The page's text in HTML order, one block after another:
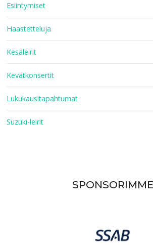
Esiintymiset
Haastetteluja
Kesäleirit
Kevätkonsertit
Lukukausitapahtumat
Suzuki-leirit
SPONSORIMME